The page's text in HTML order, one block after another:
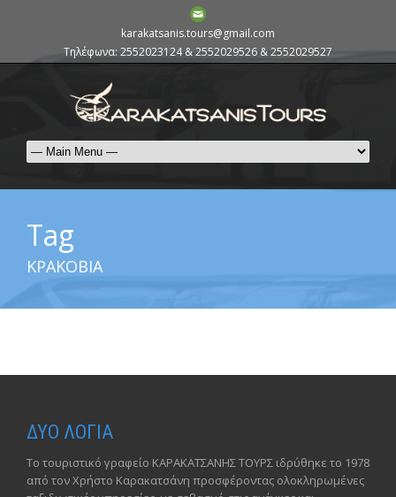
karakatsanis.tours@gmail.com
Τηλέφωνα: 2552023124 & 2552029526 & 2552029527
Tag
ΚΡΑΚΟΒΙΑ
ΔΥΟ ΛΟΓΙΑ
Το τουριστικό γραφείο ΚΑΡΑΚΑΤΣΑΝΗΣ ΤΟΥΡΣ ιδρύθηκε το 1978
από τον Χρήστο Καρακατσάνη προσφέροντας ολοκληρωμένες